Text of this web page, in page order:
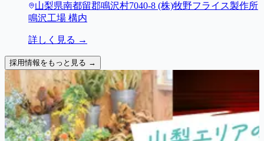
山梨県南都留郡鳴沢村7040-8 (株)牧野フライス製作所
鳴沢工場 構内
詳しく見る →
採用情報をもっと見る →